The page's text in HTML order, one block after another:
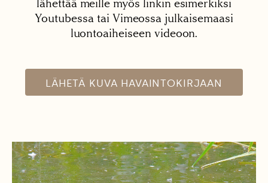
lähettää meille myös linkin esimerkiksi
Youtubessa tai Vimeossa julkaisemaasi
luontoaiheiseen videoon.
LÄHETÄ KUVA HAVAINTOKIRJAAN